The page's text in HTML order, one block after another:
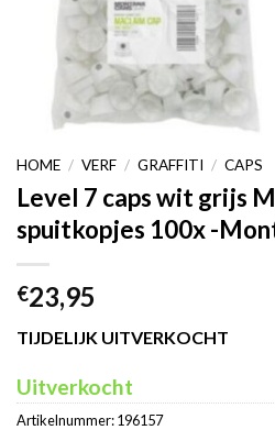
HOME / VERF / GRAFFITI / CAPS
Level 7 caps wit grijs
spuitkopjes 100x -
€23,95
TIJDELIJK UITVERKOCHT
Uitverkocht
Artikelnummer:196157